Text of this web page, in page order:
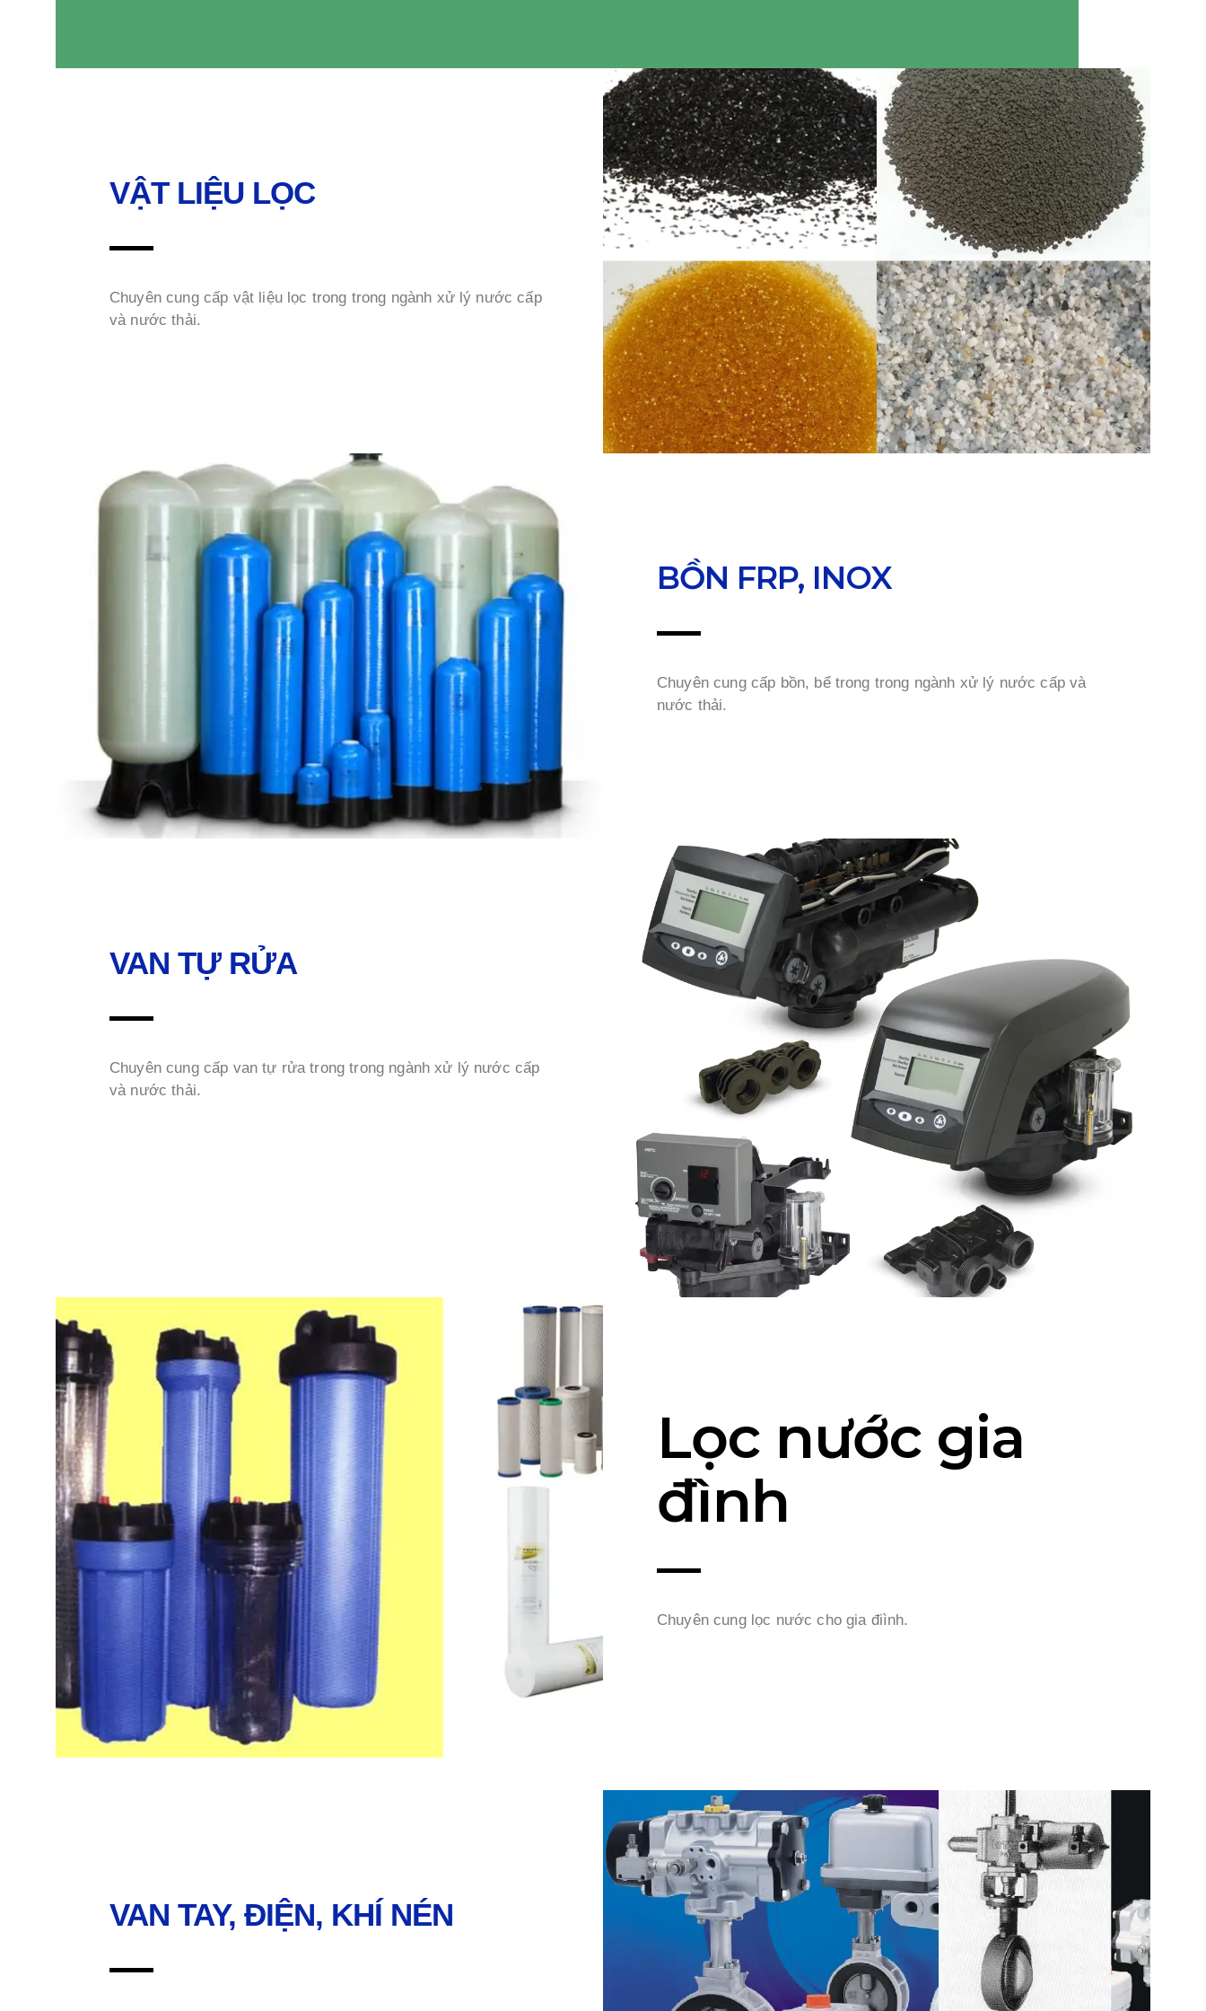
VẬT LIỆU LỌC
Chuyên cung cấp vật liệu lọc trong trong ngành xử lý nước cấp
và nước thải.
BỒN FRP, INOX
Chuyên cung cấp bồn, bể trong trong ngành xử lý nước cấp và
nước thải.
VAN TỰ RỬA
Chuyên cung cấp van tự rửa trong trong ngành xử lý nước cấp
và nước thải.
Lọc nước gia
đình
Chuyên cung lọc nước cho gia điình.
VAN TAY, ĐIỆN, KHÍ NÉN